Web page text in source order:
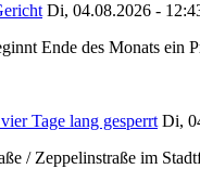
Di, 04.08.2026 -
Ende des Monats ein
Tage lang gesperrt Di,
/ Zeppelinstraße im